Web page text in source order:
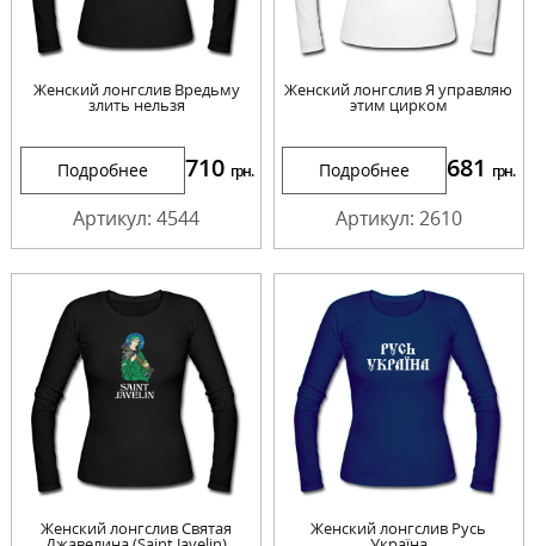
Женский лонгслив Вредьму
злить нельзя
Подробнее 710 грн.
Артикул: 4544
Женский лонгслив Я управляю
этим цирком
Подробнее 681 грн.
Артикул: 2610
Женский лонгслив Святая Женский лонгслив Русь